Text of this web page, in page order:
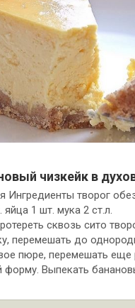
чизкейк в
Ингредиенты творог
1 шт. мука 2 ст.л.
сквозь сито
перемешать до
пюре, перемешать еще
форму. Выпекать